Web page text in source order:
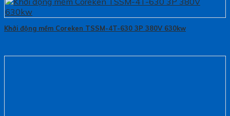
Khởi động mềm Coreken TSSM-4T-630 3P 380V 630kw